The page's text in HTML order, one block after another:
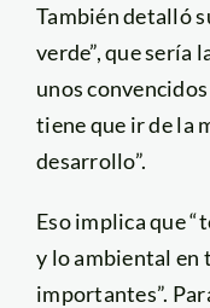
También detalló
verde”, que sería
unos
tiene que ir de la
desarrollo”.
Eso implica que
y lo ambiental en
importantes”.